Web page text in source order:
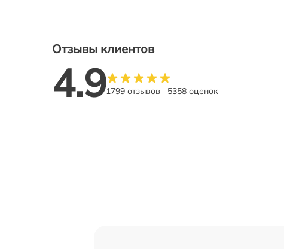
Отзывы клиентов
4.91799 отзывов 5358 оценок